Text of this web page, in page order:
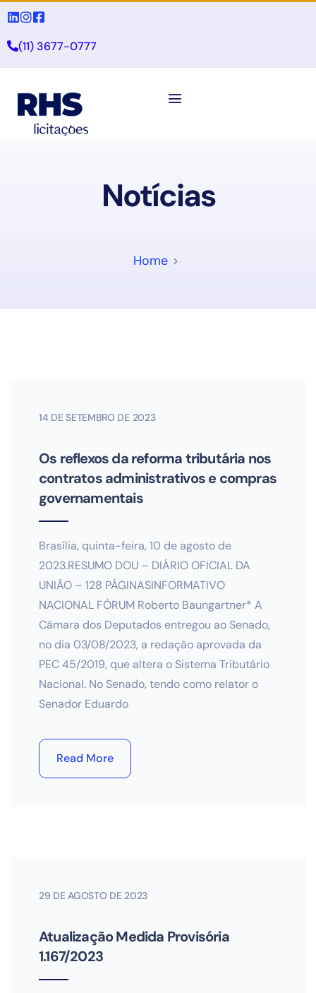
(11) 3677-0777
Notícias
Home
14 DE SETEMBRO DE 2023
Os reflexos da reforma tributária nos
contratos administrativos e compras
governamentais
Brasília, quinta-feira, 10 de agosto de
2023.RESUMO DOU – DIÁRIO OFICIAL DA
UNIÃO – 128 PÁGINASINFORMATIVO
NACIONAL FÓRUM Roberto Baungartner* A
Câmara dos Deputados entregou ao Senado,
no dia 03/08/2023, a redação aprovada da
PEC 45/2019, que altera o Sistema Tributário
Nacional. No Senado, tendo como relator o
Senador Eduardo
Read More
29 DE AGOSTO DE 2023
Atualização Medida Provisória
1.167/2023